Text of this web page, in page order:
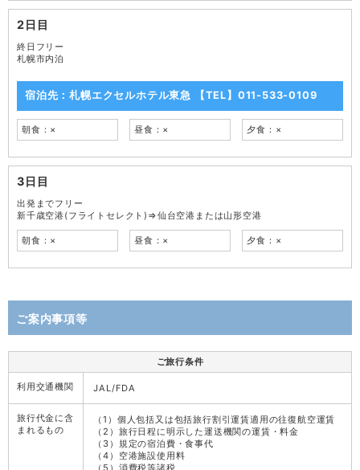
2日目
終日フリー
札幌市内泊
宿泊先：札幌エクセルホテル東急 【TEL】011-533-0109
朝食：× 昼食：× 夕食：×
3日目
出発までフリー
新千歳空港(フライトセレクト)⇒仙台空港または山形空港
朝食：× 昼食：× 夕食：×
ご案内事項等
ご旅行条件
利用交通機関 JAL/FDA
旅行代金に含
まれるもの
（1）個人包括又は包括旅行割引運賃適用の往復航空運賃
（2）旅行日程に明示した運送機関の運賃・料金
（3）規定の宿泊費・食事代
（4）空港施設使用料
（5）消費税等諸税